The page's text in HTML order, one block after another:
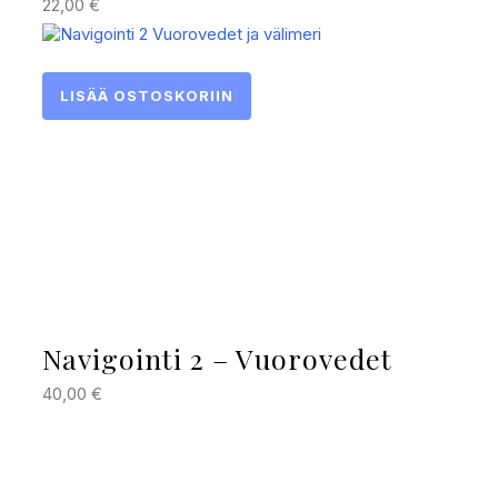
22,00 €
LISÄÄ OSTOSKORIIN
Navigointi 2 – Vuorovedet
40,00 €